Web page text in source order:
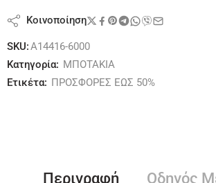
Κοινοποίηση
SKU:A14416-6000
Κατηγορία: ΜΠΟΤΑΚΙΑ
Ετικέτα: ΠΡΟΣΦΟΡΕΣ ΕΩΣ 50%
Περιγραφή Οδηγός